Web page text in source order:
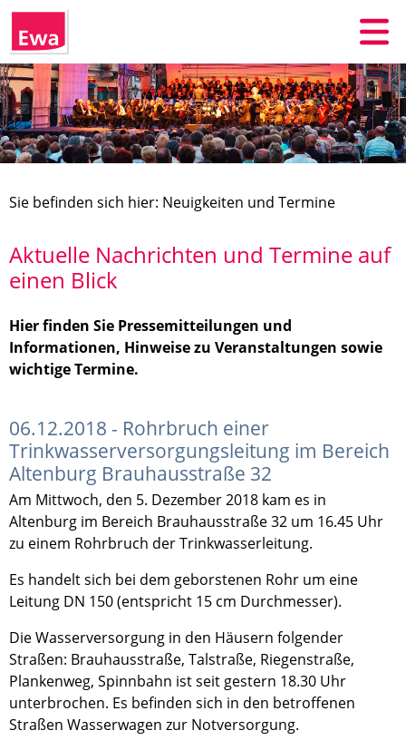
Sie befinden sich hier: Neuigkeiten und Termine
Aktuelle Nachrichten und Termine auf
einen Blick
Hier finden Sie Pressemitteilungen und
Informationen, Hinweise zu Veranstaltungen sowie
wichtige Termine.
06.12.2018 - Rohrbruch einer
Trinkwasserversorgungsleitung im Bereich
Altenburg Brauhausstraße 32
Am Mittwoch, den 5. Dezember 2018 kam es in
Altenburg im Bereich Brauhausstraße 32 um 16.45 Uhr
zu einem Rohrbruch der Trinkwasserleitung.
Es handelt sich bei dem geborstenen Rohr um eine
Leitung DN 150 (entspricht 15 cm Durchmesser).
Die Wasserversorgung in den Häusern folgender
Straßen: Brauhausstraße, Talstraße, Riegenstraße,
Plankenweg, Spinnbahn ist seit gestern 18.30 Uhr
unterbrochen. Es befinden sich in den betroffenen
Straßen Wasserwagen zur Notversorgung.